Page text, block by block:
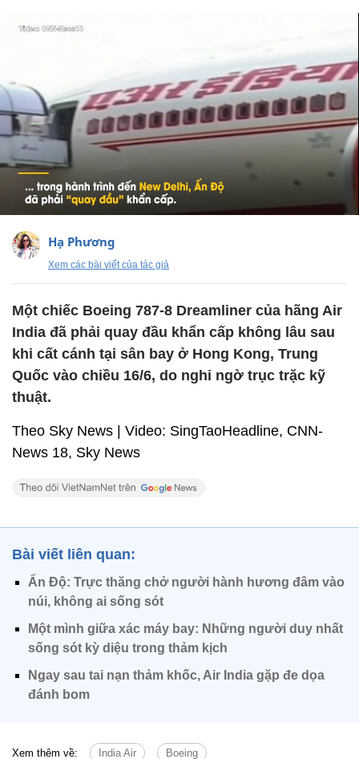
Hạ Phương
Xem các bài viết của tác giả
Một chiếc Boeing 787-8 Dreamliner của hãng Air
India đã phải quay đầu khẩn cấp không lâu sau
khi cất cánh tại sân bay ở Hong Kong, Trung
Quốc vào chiều 16/6, do nghi ngờ trục trặc kỹ
thuật.
Theo Sky News | Video: SingTaoHeadline, CNN-
News 18, Sky News
Bài viết liên quan:
Ấn Độ: Trực thăng chở người hành hương đâm vào
núi, không ai sống sót
Một mình giữa xác máy bay: Những người duy nhất
sống sót kỳ diệu trong thảm kịch
Ngay sau tai nạn thảm khốc, Air India gặp đe dọa
đánh bom
Xem thêm về: India Air Boeing